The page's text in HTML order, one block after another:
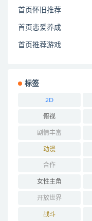
首页怀旧推荐
首页恋爱养成
首页推荐游戏
标签
2D
俯视
剧情丰富
动漫
合作
女性主角
开放世界
战斗